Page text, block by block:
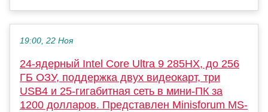
19:00, 22 Ноя
24-ядерный Intel Core Ultra 9 285HX, до 256
ГБ ОЗУ, поддержка двух видеокарт, три
USB4 и 25-гигабитная сеть в мини-ПК за
1200 долларов. Представлен Minisforum MS-